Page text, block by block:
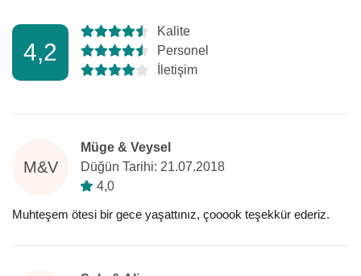
4,2
Kalite
Personel
İletişim
M&V
Müge & Veysel
Düğün Tarihi: 21.07.2018
4,0
Muhteşem ötesi bir gece yaşattınız, çooook teşekkür ederiz.